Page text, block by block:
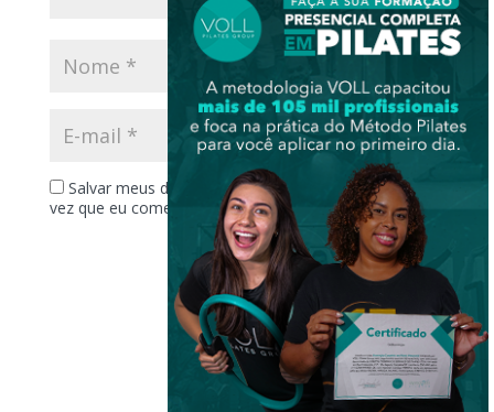
Salvar meus dados neste navegador para a próxima
vez que eu comentar.